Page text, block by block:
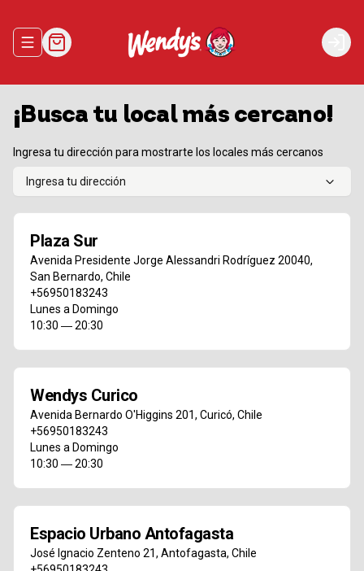
Abrir menu de navegación Login
¡Busca tu local más cercano!
Ingresa tu dirección para mostrarte los locales más cercanos
Ingresa tu dirección
Plaza Sur
Avenida Presidente Jorge Alessandri Rodríguez 20040,
San Bernardo, Chile
+56950183243
Lunes a Domingo
10:30 ― 20:30
Wendys Curico
Avenida Bernardo O'Higgins 201, Curicó, Chile
+56950183243
Lunes a Domingo
10:30 ― 20:30
Espacio Urbano Antofagasta
José Ignacio Zenteno 21, Antofagasta, Chile